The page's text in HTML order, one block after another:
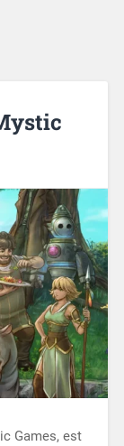
Games, est